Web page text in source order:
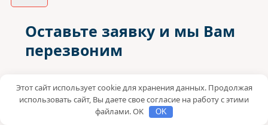
Оставьте заявку и мы Вам
перезвоним
Этот сайт использует cookie для хранения данных. Продолжая
использовать сайт, Вы даете свое согласие на работу с этими
файлами. OK
OK